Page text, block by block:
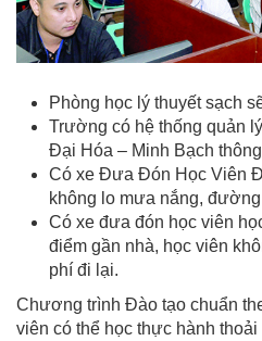
Phòng học lý thuyết sạch
Trường có hệ thống quản
Đại Hóa – Minh Bạch
Có xe Đưa Đón Học Viên
không lo mưa nắng,
Có xe đưa đón học viên
điểm gần nhà, học viên
phí đi lại.
Chương trình Đào tạo chuẩn
viên có thể học thực hành